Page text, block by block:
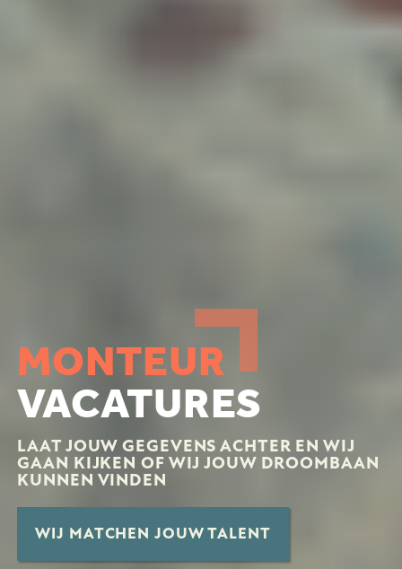
MONTEUR
VACATURES
LAAT JOUW GEGEVENS ACHTER EN WIJ
GAAN KIJKEN OF WIJ JOUW DROOMBAAN
KUNNEN VINDEN
WIJ MATCHEN JOUW TALENT